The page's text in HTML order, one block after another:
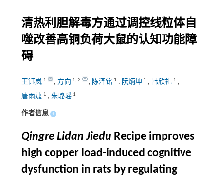
清热利胆解毒方通过调控线粒体自
噬改善高铜负荷大鼠的认知功能障
碍
王钰岚 1 , 方向 1, 2 , 陈泽铭 1 , 阮炳坤 1 , 韩欣礼 1 ,
唐雨婕 1 , 朱璐瑶 1
作者信息 +
Qingre Lidan Jiedu Recipe improves
high copper load-induced cognitive
dysfunction in rats by regulating